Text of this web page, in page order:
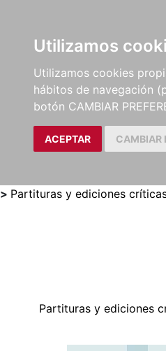
Utilizamos
Utilizamos cookies
hábitos de navegación
botón CAMBIAR
ACEPTAR CAMBIAR
LIBROS
MÉTODOS Y
EJERCICIOS
> Partituras y ediciones
Partituras y ediciones